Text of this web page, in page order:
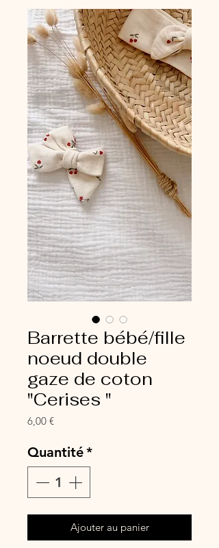
Barrette bébé/fille
noeud double
gaze de coton
"Cerises "
6,00 €Prix
Quantité*
Ajouter au panier